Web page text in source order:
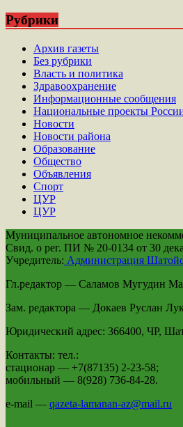
Рубрики
Архив газеты
Без рубрики
Власть и политика
Здравоохранение
Информационные сообщения
Национальные проекты
Новости
Новости района
Образование
Общество
Объявления
Спорт
ЦУР
ЦУР
Муниципальное автономное
Свид. о рег. ПИ № 20-0134 от 30
Учредитель: Администрация
Гл.редактор — Саламов Мугудин
Зам. редактора — Докаев Руслан
Юридический адрес: 366400, ЧР,
Контакты: тел.:
стационар — +7(87135) 2-23-58;
мобильный — 8(928) 736-84-28.
e-mail — qazeta-lamanan-az@mail.ru